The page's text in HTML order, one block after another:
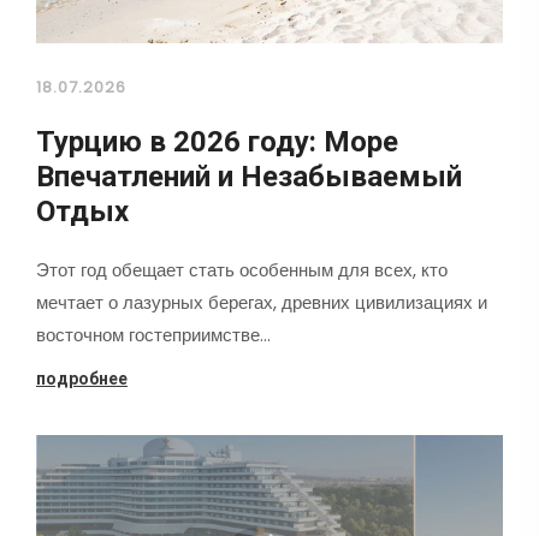
18.07.2026
Турцию в 2026 году: Море
Впечатлений и Незабываемый
Отдых
Этот год обещает стать особенным для всех, кто
мечтает о лазурных берегах, древних цивилизациях и
восточном гостеприимстве…
подробнее